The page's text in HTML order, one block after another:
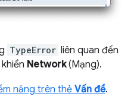
TypeError liên quan đến
Network(Mạng).
năng trên thẻ Vấn đề.